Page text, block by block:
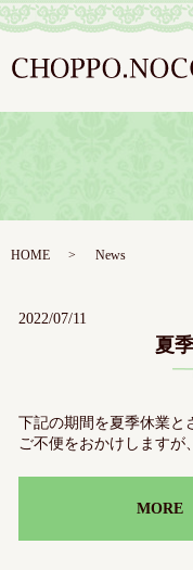
HOME News
2022/07/11
夏
下記の期間を夏季休業と
ご不便をおかけします
MORE